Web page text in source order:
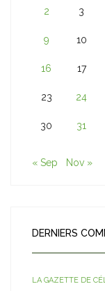
2 3
9 10
16 17
23 24
30 31
« Sep Nov »
DERNIERS
LA GAZETTE DE